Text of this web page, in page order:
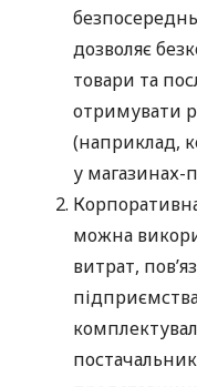
дозволяє
товари та
отримувати
(наприклад,
у магазинах-
можна
витрат,